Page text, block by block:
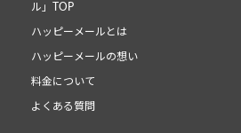
ル」TOP
ハッピーメールとは
ハッピーメールの想い
料金について
よくある質問